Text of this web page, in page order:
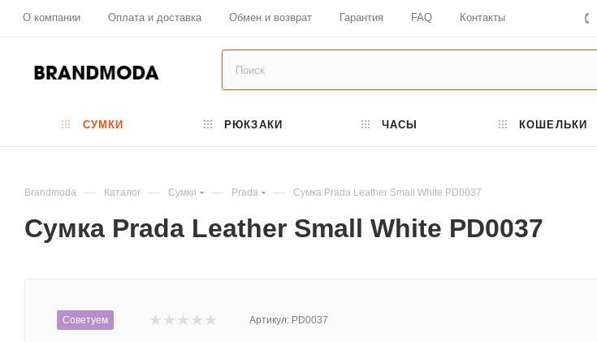
О компании Оплата и доставка Обмен и возврат Гарантия FAQ Контакты
СУМКИ РЮКЗАКИ ЧАСЫ КОШЕЛЬКИ
Brandmoda — Каталог — Сумки — Prada — Сумка Prada Leather Small White PD0037
Сумка Prada Leather Small White PD0037
Советуем Артикул: PD0037